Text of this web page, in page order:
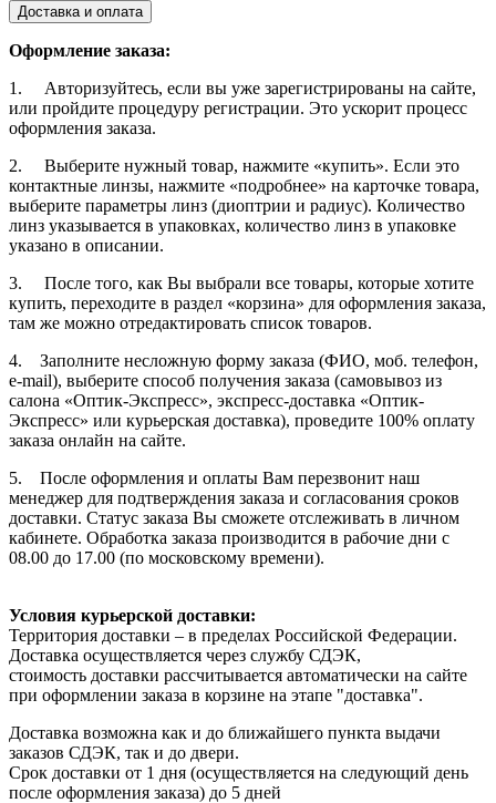
Доставка и оплата
Оформление заказа:
1. Авторизуйтесь, если вы уже зарегистрированы на сайте,
или пройдите процедуру регистрации. Это ускорит процесс
оформления заказа.
2. Выберите нужный товар, нажмите «купить». Если это
контактные линзы, нажмите «подробнее» на карточке товара,
выберите параметры линз (диоптрии и радиус). Количество
линз указывается в упаковках, количество линз в упаковке
указано в описании.
3. После того, как Вы выбрали все товары, которые хотите
купить, переходите в раздел «корзина» для оформления заказа,
там же можно отредактировать список товаров.
4. Заполните несложную форму заказа (ФИО, моб. телефон,
e-mail), выберите способ получения заказа (самовывоз из
салона «Оптик-Экспресс», экспресс-доставка «Оптик-
Экспресс» или курьерская доставка), проведите 100% оплату
заказа онлайн на сайте.
5. После оформления и оплаты Вам перезвонит наш
менеджер для подтверждения заказа и согласования сроков
доставки. Статус заказа Вы сможете отслеживать в личном
кабинете. Обработка заказа производится в рабочие дни с
08.00 до 17.00 (по московскому времени).
Условия курьерской доставки:
Территория доставки – в пределах Российской Федерации.
Доставка осуществляется через службу СДЭК,
стоимость доставки рассчитывается автоматически на сайте
при оформлении заказа в корзине на этапе "доставка".
Доставка возможна как и до ближайшего пункта выдачи
заказов СДЭК, так и до двери.
Срок доставки от 1 дня (осуществляется на следующий день
после оформления заказа) до 5 дней